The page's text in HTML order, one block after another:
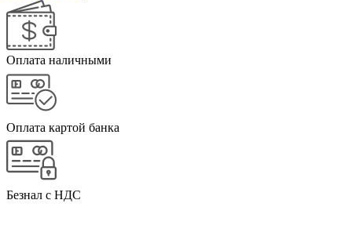
Оплата наличными
Оплата картой банка
Безнал с НДС